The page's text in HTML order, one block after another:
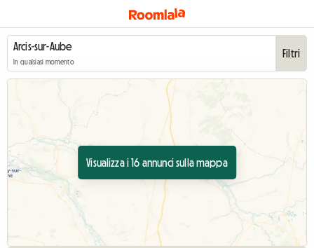
In qualsiasi momento
Filtri
Visualizza i 16 annunci sulla mappa